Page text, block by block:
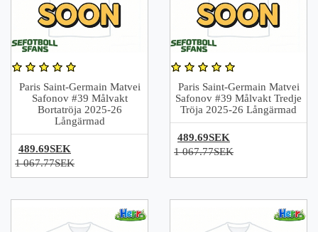
Paris Saint-Germain Matvei
Safonov #39 Målvakt
Bortatröja 2025-26
Långärmad
489.69SEK
1 067.77SEK
Paris Saint-Germain Matvei
Safonov #39 Målvakt Tredje
Tröja 2025-26 Långärmad
489.69SEK
1 067.77SEK